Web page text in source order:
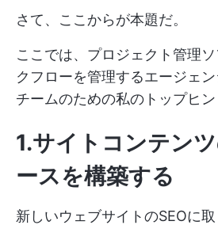
さて、ここからが本題だ。
ここでは、プロジェクト管理
クフローを管理するエージェ
チームのための私のトップヒン
1.サイトコンテン
ースを構築する
新しいウェブサイトのSEOに